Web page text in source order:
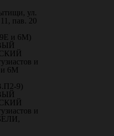
ул.
пав. 20
и 6М)
и
6М
9)
и